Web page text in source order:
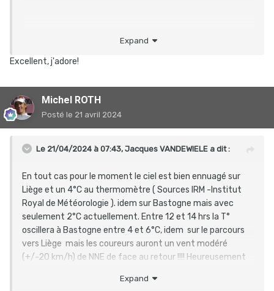
Expand
Excellent, j'adore!
Michel ROTH
Posté le 21 avril 2024
Le 21/04/2024 à 07:43, Jacques VANDEWIELE a dit :
En tout cas pour le moment le ciel est bien ennuagé sur
Liège et un 4°C au thermomètre ( Sources IRM -Institut
Royal de Météorologie ). idem sur Bastogne mais avec
seulement 2°C actuellement. Entre 12 et 14 hrs la T°
oscillera à Bastogne entre 4 et 6°C, idem sur le parcours
vers Liège mais les coureurs auront un vent modéré
(+/-20 km/h) de NNE de face au retour !!!! Heureusement
augmentera pour atteindre 9 à 10°C.
Expand